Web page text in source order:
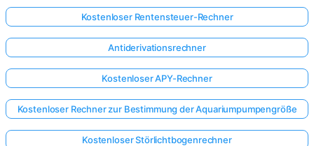
Kostenloser Rentensteuer-Rechner
Antiderivationsrechner
Kostenloser APY-Rechner
Kostenloser Rechner zur Bestimmung der Aquariumpumpengröße
Kostenloser Störlichtbogenrechner